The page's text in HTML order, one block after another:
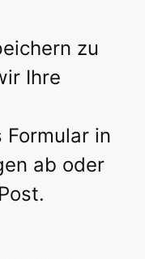
zu
Ihre
in
ab oder